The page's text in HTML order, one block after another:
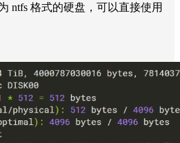
ntfs 格式的硬盘，可以直接使用